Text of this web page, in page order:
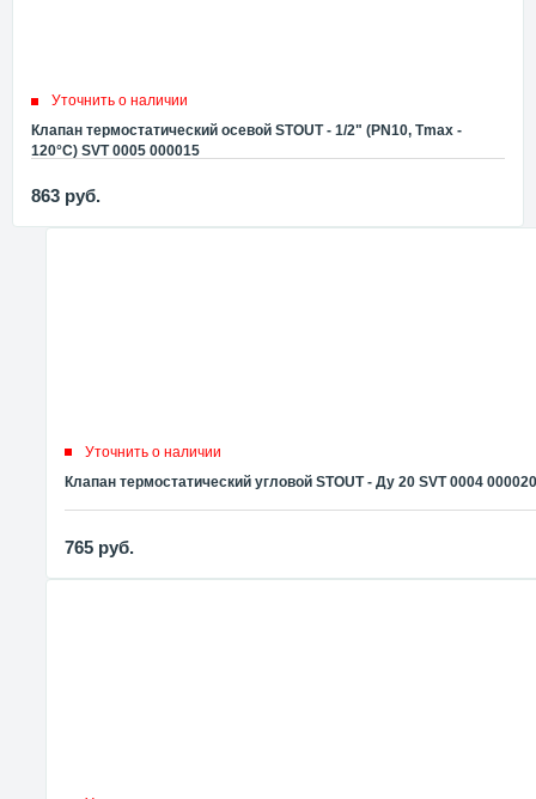
Уточнить о наличии
Клапан термостатический осевой STOUT - 1/2" (PN10, Tmax -
120°С) SVT 0005 000015
863 руб.
Уточнить о наличии
Клапан термостатический угловой STOUT - Ду 20 SVT 0004 000020
765 руб.